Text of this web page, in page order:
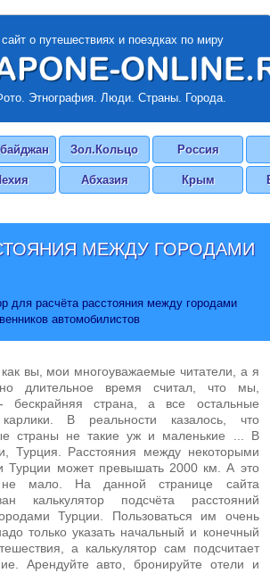
о путешествиях и поездках по миру
Этнография. Люди. Страны. Города.
Зол.Кольцо Россия
Абхазия Крым
МЕЖДУ ГОРОДАМИ
для расчёта расстояния между городами
автомобилистов
вы, мои многоуважаемые читатели, а я
длительное время считал, что мы,
бескрайняя страна, а все остальные
В реальности казалось, что
страны не такие уж и маленькие ... В
Турция. Расстояния между некоторыми
Турции может превышать 2000 км. А это
мало. На данной странице сайта
калькулятор подсчёта расстояний
Турции. Пользоваться им очень
только указать начальный и конечный
а калькулятор сам подсчитает
Арендуйте авто, бронируйте отели и